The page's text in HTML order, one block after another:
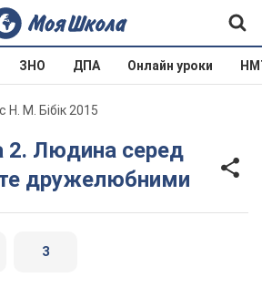
ЗНО ДПА Онлайн уроки
Н. М. Бібік 2015
дружелюбними
3